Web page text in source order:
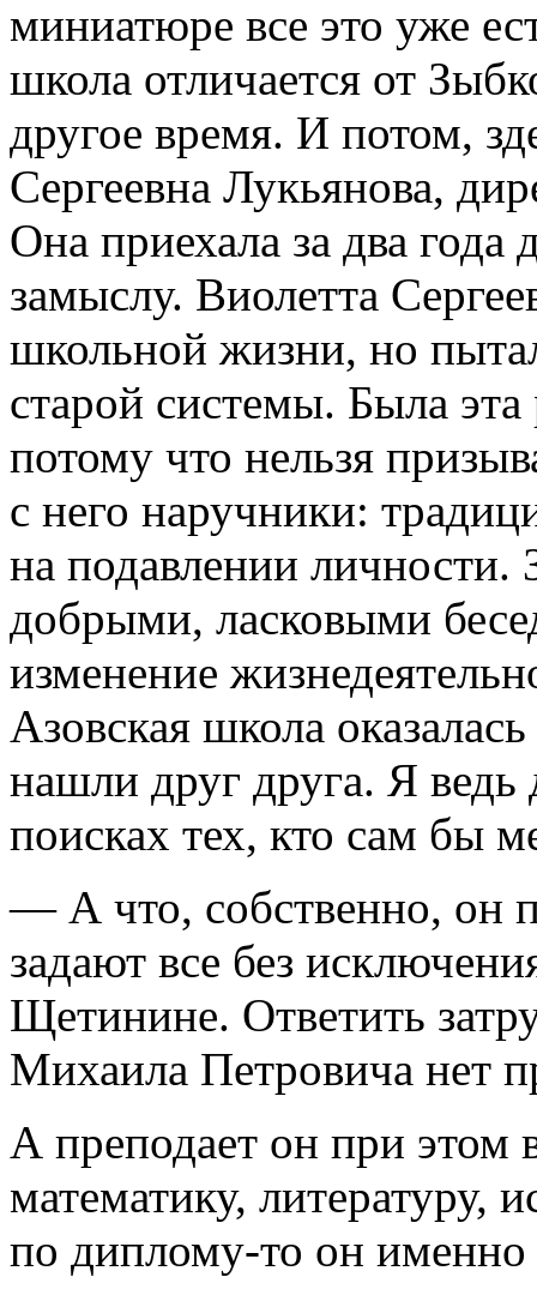
миниатюре все это уже
школа отличается от
другое время. И потом,
Сергеевна Лукьянова,
Она приехала за два
замыслу. Виолетта
школьной жизни, но
старой системы. Была
потому что нельзя
с него наручники:
на подавлении личности.
добрыми, ласковыми
изменение
Азовская школа
нашли друг друга. Я ведь
поисках тех, кто сам бы
— А что, собственно, он
задают все без
Щетинине. Ответить
Михаила Петровича нет
А преподает он при этом
математику,
по диплому-то он именно